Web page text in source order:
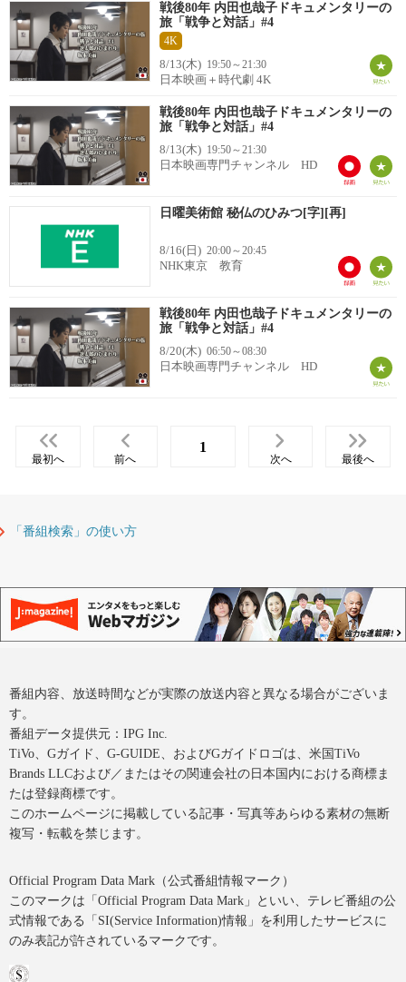
戦後80年 内田也哉子ドキュメンタリーの
旅「戦争と対話」#4
4K
8/13(木) 19:50～21:30
日本映画＋時代劇 4K
戦後80年 内田也哉子ドキュメンタリーの
旅「戦争と対話」#4
8/13(木) 19:50～21:30
日本映画専門チャンネル HD
日曜美術館 秘仏のひみつ[字][再]
8/16(日) 20:00～20:45
NHK東京 教育
戦後80年 内田也哉子ドキュメンタリーの
旅「戦争と対話」#4
8/20(木) 06:50～08:30
日本映画専門チャンネル HD
最初へ 前へ
1
次へ 最後へ
「番組検索」の使い方
番組内容、放送時間などが実際の放送内容と異なる場合がございま
す。
番組データ提供元：IPG Inc.
TiVo、Gガイド、G-GUIDE、およびGガイドロゴは、米国TiVo
Brands LLCおよび／またはその関連会社の日本国内における商標ま
たは登録商標です。
このホームページに掲載している記事・写真等あらゆる素材の無断
複写・転載を禁じます。
Official Program Data Mark（公式番組情報マーク）
このマークは「Official Program Data Mark」といい、テレビ番組の公
式情報である「SI(Service Information)情報」を利用したサービスに
のみ表記が許されているマークです。